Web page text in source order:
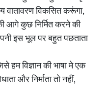
वातावरण विकसित करूंगा,
आगे कुछ निर्मित करने की
इस भूल पर बहुत पछताता
हम विज्ञान की भाषा मे एक
और निर्माता तो नहीं,